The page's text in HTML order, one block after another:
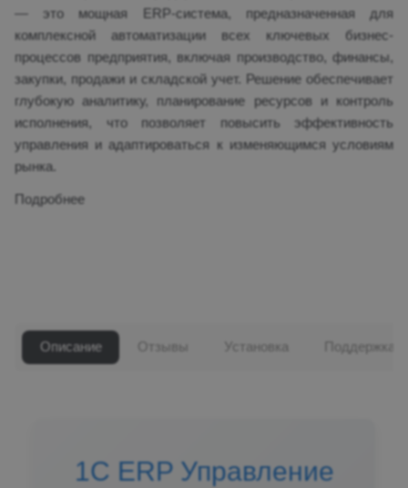
— это мощная ERP-система, предназначенная для
комплексной автоматизации всех ключевых бизнес-
процессов предприятия, включая производство, финансы,
закупки, продажи и складской учет. Решение обеспечивает
глубокую аналитику, планирование ресурсов и контроль
исполнения, что позволяет повысить эффективность
управления и адаптироваться к изменяющимся условиям
рынка.
Подробнее
Описание
1С ERP Управление
Отзывы Установка Поддержка